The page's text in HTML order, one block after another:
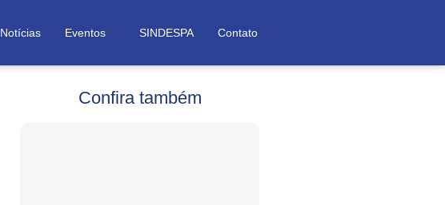
Notícias Eventos SINDESPA Contato
Confira também